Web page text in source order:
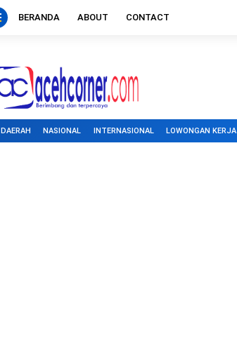
BERANDA ABOUT CONTACT
DAERAH NASIONAL INTERNASIONAL LOWONGAN KERJA